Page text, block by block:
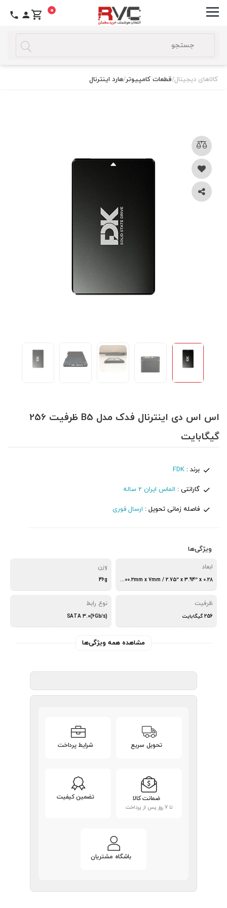
0
کالاهای دیجیتال/قطعات کامپیوتر/هارد اینترنال
اس اس دی اینترنال فدک مدل B5 ظرفیت 256
گیگابایت
برند :FDK
گارانتی : الماس ایران 2 ساله
فاصله زمانی تحویل : ارسال فوری
ویژگی‌ها
ابعاد
69.85mm x 100.2mm x 7mm / 2.75” x 3.94” x 0.28”
وزن
46g
ظرفیت
256 گیگابایت
نوع رابط
SATA 3.0(6Gb/s)
مشاهده همه ویژگی‌ها
تحویل سریع شرایط پرداخت
ضمانت کالا
تا 7 روز پس از پرداخت
تضمین کیفیت
باشگاه مشتریان